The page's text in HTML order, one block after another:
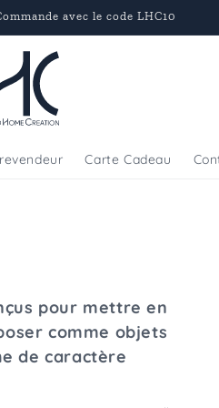
avec le code LHC10
Carte Cadeau
pour mettre en
comme objets
de caractère